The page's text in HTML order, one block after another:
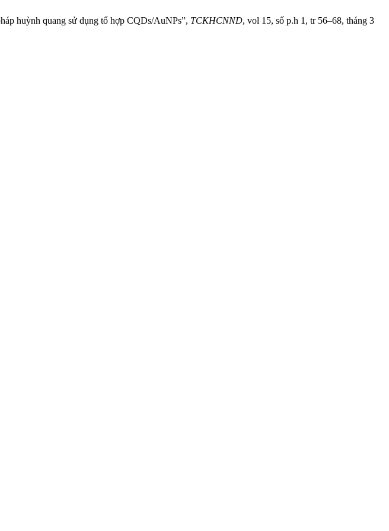
huỳnh quang sử dụng tổ hợp CQDs/AuNPs”, TCKHCNND, vol 15, số p.h 1, tr 56–68, tháng 3